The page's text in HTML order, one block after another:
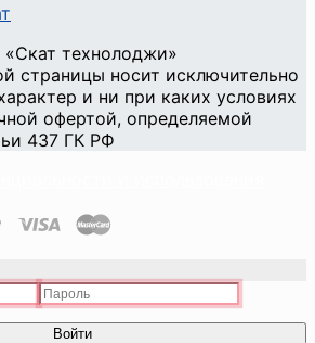
технолоджи»
страницы носит исключительно
и ни при каких условиях
офертой, определяемой
437 ГК РФ
Войти